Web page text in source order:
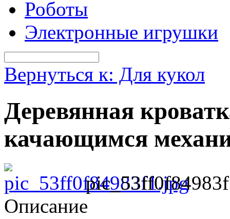
Роботы
Электронные игрушки
Вернуться к: Для кукол
Деревянная
качающимся
Описание